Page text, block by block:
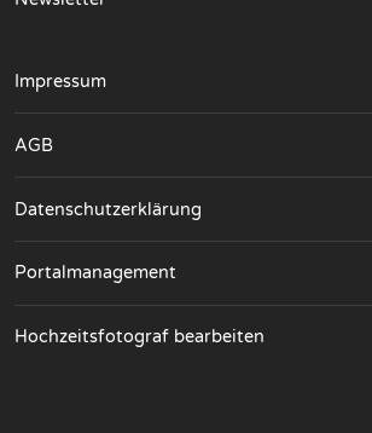
Impressum
AGB
Datenschutzerklärung
Portalmanagement
Hochzeitsfotograf bearbeiten